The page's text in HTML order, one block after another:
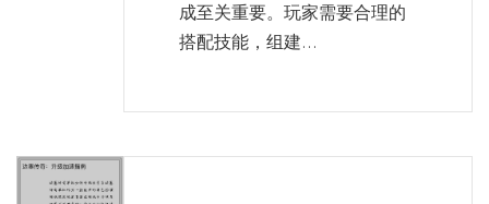
成至关重要。玩家需要合理的
搭配技能，组建...